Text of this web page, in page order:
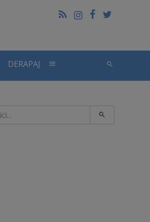
DERAPAJ